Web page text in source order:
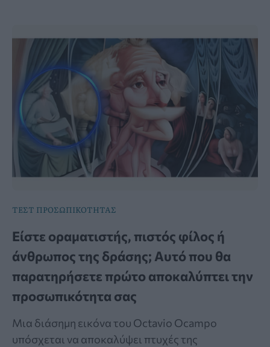
ΤΕΣΤ ΠΡΟΣΩΠΙΚΟΤΗΤΑΣ
Είστε οραματιστής, πιστός φίλος ή
άνθρωπος της δράσης; Αυτό που θα
παρατηρήσετε πρώτο αποκαλύπτει την
προσωπικότητα σας
Μια διάσημη εικόνα του Octavio Ocampo
υπόσχεται να αποκαλύψει πτυχές της